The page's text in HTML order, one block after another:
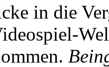
in die